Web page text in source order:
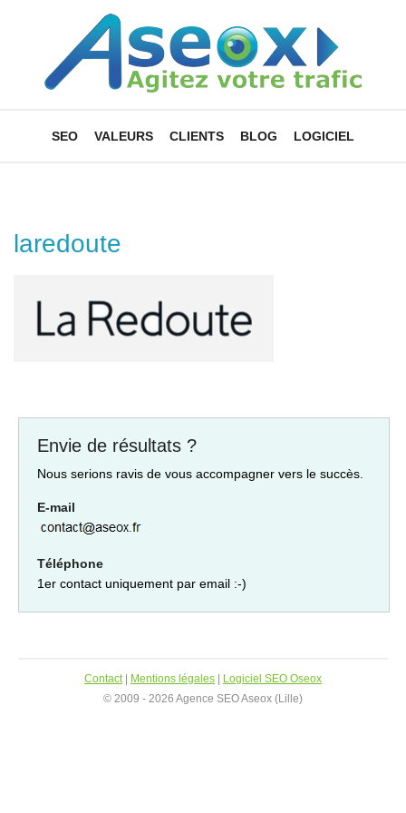
SEO VALEURS CLIENTS BLOG LOGICIEL
laredoute
Envie de résultats ?
Nous serions ravis de vous accompagner vers le succès.
E-mail
Téléphone
1er contact uniquement par email :-)
Contact| Mentions légales
Logiciel SEO Oseox
© 2009 - 2026 Agence SEO Aseox (Lille)